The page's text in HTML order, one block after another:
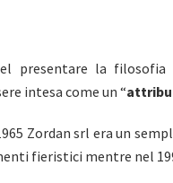
presentare la
intesa come un “
Zordan srl era un
fieristici mentre nel